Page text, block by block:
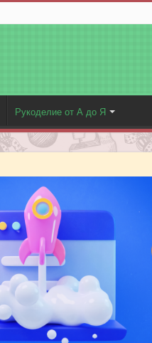
Рукоделие от А до Я